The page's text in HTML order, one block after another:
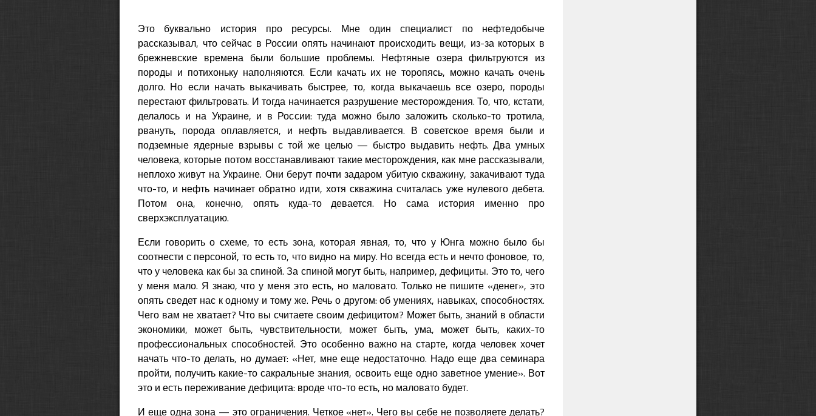
Это буквально история про ресурсы. Мне один специалист по нефтедобыче
рассказывал, что сейчас в России опять начинают происходить вещи, из-за которых в
брежневские времена были большие проблемы. Нефтяные озера фильтруются из
породы и потихоньку наполняются. Если качать их не торопясь, можно качать очень
долго. Но если начать выкачивать быстрее, то, когда выкачаешь все озеро, породы
перестают фильтровать. И тогда начинается разрушение месторождения. То, что, кстати,
делалось и на Украине, и в России: туда можно было заложить сколько-то тротила,
рвануть, порода оплавляется, и нефть выдавливается. В советское время были и
подземные ядерные взрывы с той же целью — быстро выдавить нефть. Два умных
человека, которые потом восстанавливают такие месторождения, как мне рассказывали,
неплохо живут на Украине. Они берут почти задаром убитую скважину, закачивают туда
что-то, и нефть начинает обратно идти, хотя скважина считалась уже нулевого дебета.
Потом она, конечно, опять куда-то девается. Но сама история именно про
сверхэксплуатацию.
Если говорить о схеме, то есть зона, которая явная, то, что у Юнга можно было бы
соотнести с персоной, то есть то, что видно на миру. Но всегда есть и нечто фоновое, то,
что у человека как бы за спиной. За спиной могут быть, например, дефициты. Это то, чего
у меня мало. Я знаю, что у меня это есть, но маловато. Только не пишите «денег», это
опять сведет нас к одному и тому же. Речь о другом: об умениях, навыках, способностях.
Чего вам не хватает? Что вы считаете своим дефицитом? Может быть, знаний в области
экономики, может быть, чувствительности, может быть, ума, может быть, каких-то
профессиональных способностей. Это особенно важно на старте, когда человек хочет
начать что-то делать, но думает: «Нет, мне еще недостаточно. Надо еще два семинара
пройти, получить какие-то сакральные знания, освоить еще одно заветное умение». Вот
это и есть переживание дефицита: вроде что-то есть, но маловато будет.
И еще одна зона — это ограничения. Четкое «нет». Чего вы себе не позволяете делать?